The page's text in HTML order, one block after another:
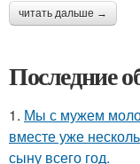
читать дальше →
Последние
1. Мы с мужем
вместе уже
сыну всего год.